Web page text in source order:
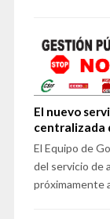
El nuevo
centralizada
El Equipo de
del servicio de
próximamente